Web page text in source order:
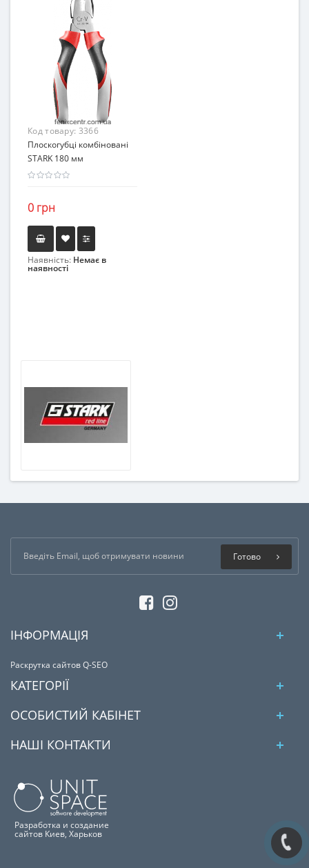
Код товару: 3366
Плоскогубці комбіновані
STARK 180 мм
0 грн
Наявність: Немає в
наявності
Готово
ІНФОРМАЦІЯ
Раскрутка сайтов Q-SEO
КАТЕГОРІЇ
ОСОБИСТИЙ КАБІНЕТ
НАШІ КОНТАКТИ
Разработка и создание
сайтов Киев, Харьков